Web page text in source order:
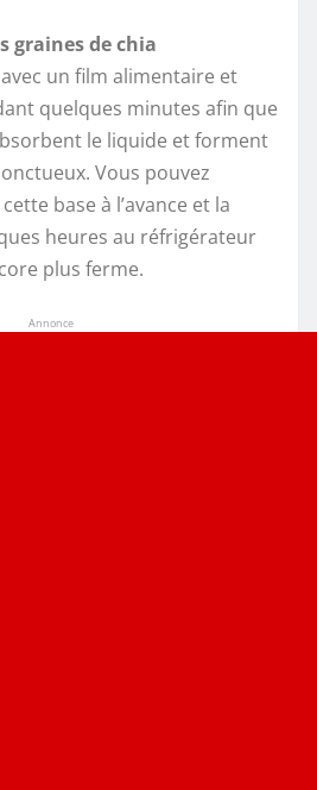
graines de chia
un film alimentaire et
quelques minutes afin que
le liquide et forment
Vous pouvez
base à l’avance et la
heures au réfrigérateur
plus ferme.
Annonce